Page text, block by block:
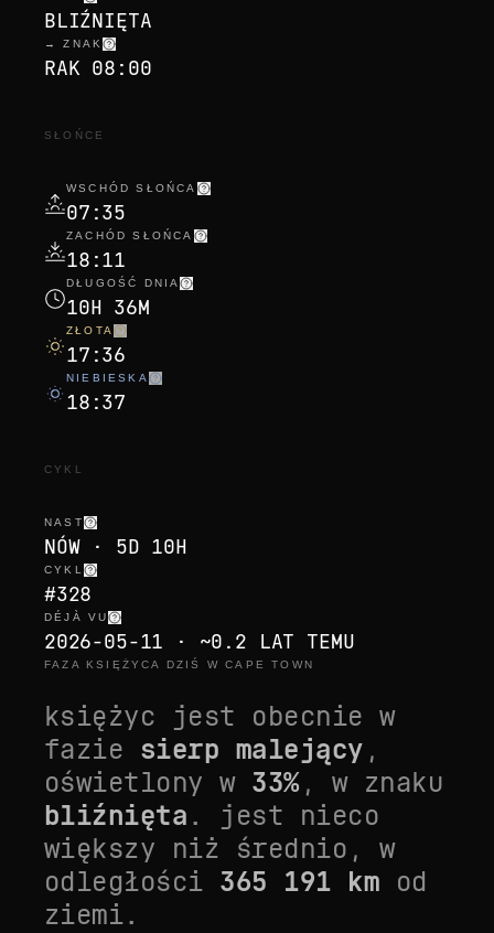
BLIŹNIĘTA
→ ZNAK
RAK 08:00
SŁOŃCE
WSCHÓD SŁOŃCA
07:35
ZACHÓD SŁOŃCA
18:11
DŁUGOŚĆ DNIA
10H 36M
ZŁOTA
17:36
NIEBIESKA
18:37
CYKL
NAST
NÓW · 5D 10H
CYKL
#328
DÉJÀ VU
2026-05-11 · ~0.2 LAT TEMU
FAZA KSIĘŻYCA DZIŚ W CAPE TOWN
księżyc jest obecnie w
fazie sierp malejący ,
oświetlony w 33%, w znaku
bliźnięta. jest nieco
większy niż średnio , w
odległości 365 191 km od
ziemi.